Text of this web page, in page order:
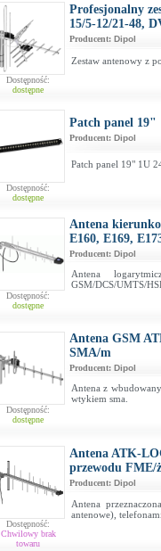
Dostępność:
dostępne
Profesjonalny
15/5-12/21-48,
Producent: Dipol
Zestaw antenowy z
Dostępność:
dostępne
Patch panel 19"
Producent: Dipol
Patch panel 19" 1U
Dostępność:
dostępne
Antena
E160, E169,
Producent: Dipol
Antena
GSM/DCS/UMTS/
Dostępność:
dostępne
Antena GSM
SMA/m
Producent: Dipol
Antena z
wtykiem sma.
Dostępność:
Chwilowy brak
towaru
Antena ATK-
przewodu FME/ż
Producent: Dipol
Antena
antenowe),